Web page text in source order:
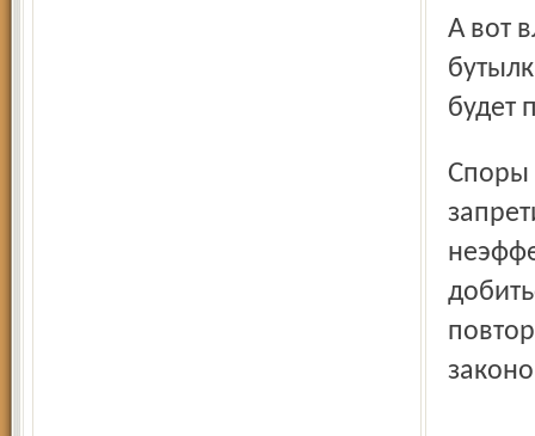
А вот владельцам привокзальных и рыночных ларьков
будет
Споры вокруг этого закона идут давно. Одни считают